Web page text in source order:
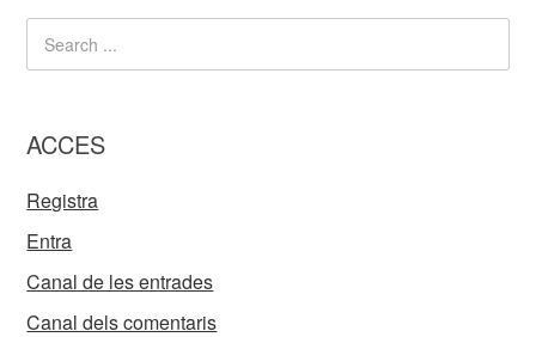
ACCES
Registra
Entra
Canal de les entrades
Canal dels comentaris